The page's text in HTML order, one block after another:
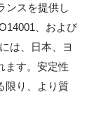
ンスを提供し
、および
は、日本、ヨ
ます。安定性
限り、より質